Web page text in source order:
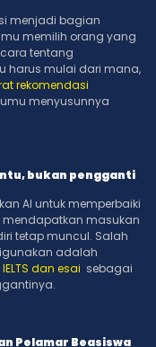
menjadi bagian
memilih orang yang
tentang
harus mulai dari mana,
rekomendasi
menyusunnya
bukan pengganti
AI untuk memperbaiki
mendapatkan masukan
tetap muncul. Salah
adalah
dan esai sebagai
Pelamar Beasiswa